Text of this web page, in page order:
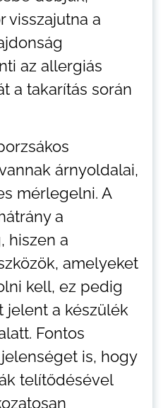
visszajutna a
az allergiás
a takarítás során
árnyoldalai,
mérlegelni. A
a
hiszen a
amelyeket
kell, ez pedig
jelent a készülék
Fontos
is, hogy
telítődésével